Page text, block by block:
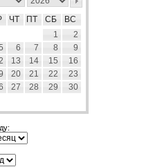
ЧТ ПТ СБ
ВС
1
2
6 7 8
9
13 14 15
16
20 21 22
23
27 28 29
30